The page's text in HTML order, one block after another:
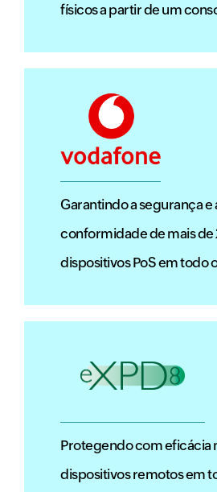
físicos a partir de um
Garantindo a segurança e
conformidade de mais
dispositivos PoS em todo
Protegendo com eficácia
dispositivos remotos em